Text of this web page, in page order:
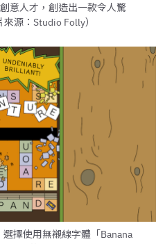
意人才，創造出一款令人驚
源：Studio Folly）
擇使用無襯線字體「Banana